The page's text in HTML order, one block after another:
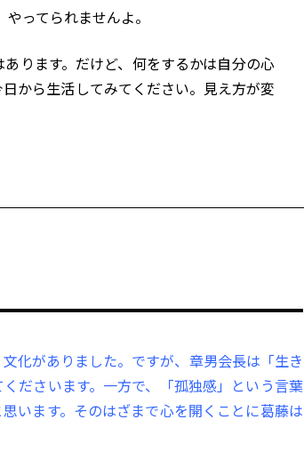
ってられませんよ。
ります。だけど、何をするかは自分の心
から生活してみてください。見え方が変
文化がありました。ですが、章男会長は「生き
ださいます。一方で、「孤独感」という言葉
います。そのはざまで心を開くことに葛藤は